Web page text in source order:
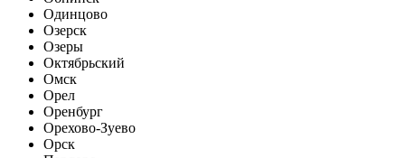
Одинцово
Озерск
Озеры
Октябрьский
Омск
Орел
Оренбург
Орехово-Зуево
Орск